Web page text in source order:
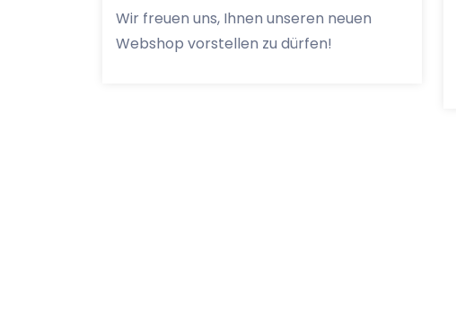
Wir freuen uns, Ihnen unseren neuen
Webshop vorstellen zu dürfen!